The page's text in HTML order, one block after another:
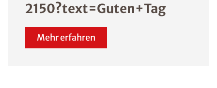
2150?text=Guten+Tag
Mehr erfahren